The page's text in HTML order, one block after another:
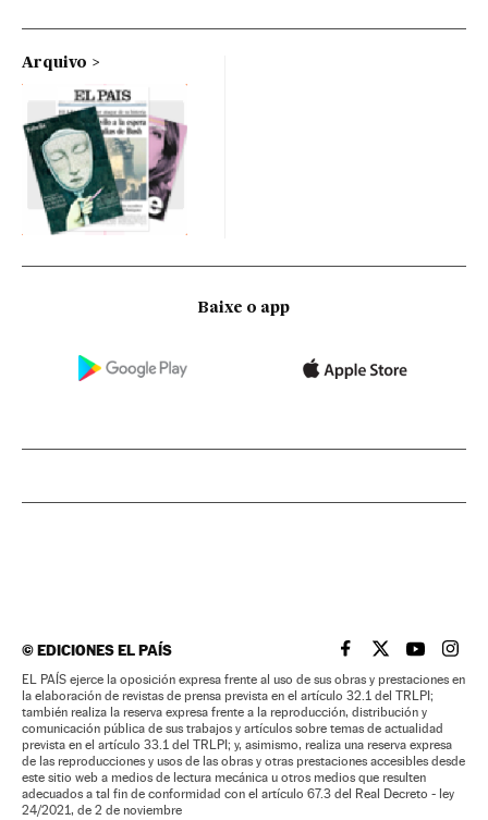
Arquivo
Baixe o app
©EDICIONES EL PAÍS EL PAÍS BRASIL EN
EL PAÍSEL PAÍS
EL
EL PAÍS ejerce la oposición expresa frente al uso de sus obras y prestaciones en
la elaboración de revistas de prensa prevista en el artículo 32.1 del TRLPI;
también realiza la reserva expresa frente a la reproducción, distribución y
comunicación pública de sus trabajos y artículos sobre temas de actualidad
prevista en el artículo 33.1 del TRLPI; y, asimismo, realiza una reserva expresa
de las reproducciones y usos de las obras y otras prestaciones accesibles desde
este sitio web a medios de lectura mecánica u otros medios que resulten
adecuados a tal fin de conformidad con el artículo 67.3 del Real Decreto - ley
24/2021, de 2 de noviembre